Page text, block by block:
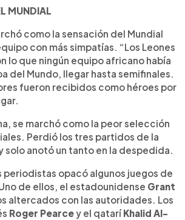
MUNDIAL
como la sensación del Mundial
con más simpatías. “Los Leones
lo que ningún equipo africano había
del Mundo, llegar hasta semifinales.
fueron recibidos como héroes por
se marchó como la peor selección
Perdió los tres partidos de la
solo anotó un tanto en la despedida.
periodistas opacó algunos juegos de
de ellos, el estadounidense Grant
altercados con las autoridades. Los
Roger Pearcey el qataríKhalid Al-